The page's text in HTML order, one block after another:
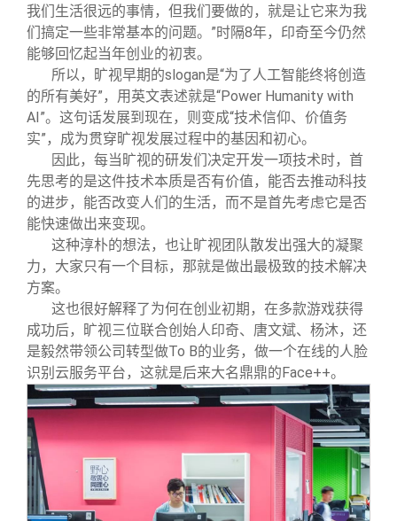
我们生活很远的事情，但我们要做的，就是让它来为我
们搞定一些非常基本的问题。”时隔8年，印奇至今仍然
能够回忆起当年创业的初衷。
所以，旷视早期的slogan是“为了人工智能终将创造
的所有美好”，用英文表述就是“Power Humanity with
AI”。这句话发展到现在，则变成“技术信仰、价值务
实”，成为贯穿旷视发展过程中的基因和初心。
因此，每当旷视的研发们决定开发一项技术时，首
先思考的是这件技术本质是否有价值，能否去推动科技
的进步，能否改变人们的生活，而不是首先考虑它是否
能快速做出来变现。
这种淳朴的想法，也让旷视团队散发出强大的凝聚
力，大家只有一个目标，那就是做出最极致的技术解决
方案。
这也很好解释了为何在创业初期，在多款游戏获得
成功后，旷视三位联合创始人印奇、唐文斌、杨沐，还
是毅然带领公司转型做To B的业务，做一个在线的人脸
识别云服务平台，这就是后来大名鼎鼎的Face++。